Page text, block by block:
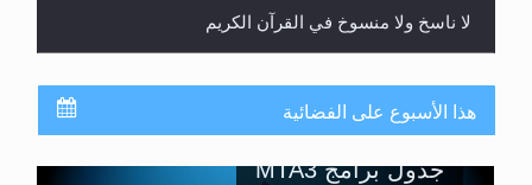
لا ناسخ ولا منسوخ في القرآن الكريم
هذا الأسبوع على الفضائية
جدول برامج MTA3